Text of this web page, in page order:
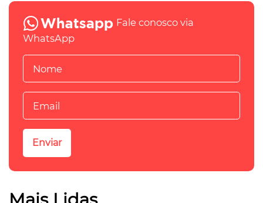
Fale conosco via
WhatsApp